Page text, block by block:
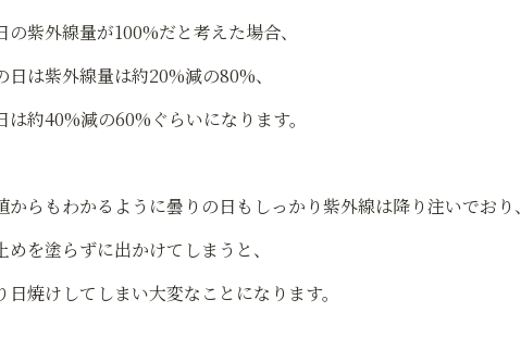
の紫外線量が100%だと考えた場合、
日は紫外線量は約20%減の80%、
は約40%減の60%ぐらいになります。
からもわかるように曇りの日もしっかり紫外線は降り注いでおり、
めを塗らずに出かけてしまうと、
日焼けしてしまい大変なことになります。